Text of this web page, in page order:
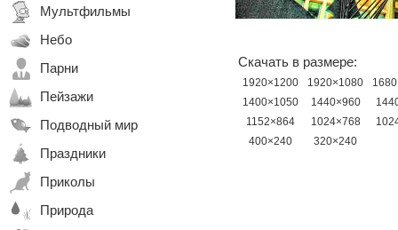
Мультфильмы
Небо
Парни
Пейзажи
Подводный мир
Праздники
Приколы
Природа
Скачать в размере:
1920×1200 1920×1080
1400×1050
1440×960
1152×864
1024×768
400×240
320×240